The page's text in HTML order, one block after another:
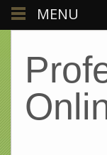
MENU